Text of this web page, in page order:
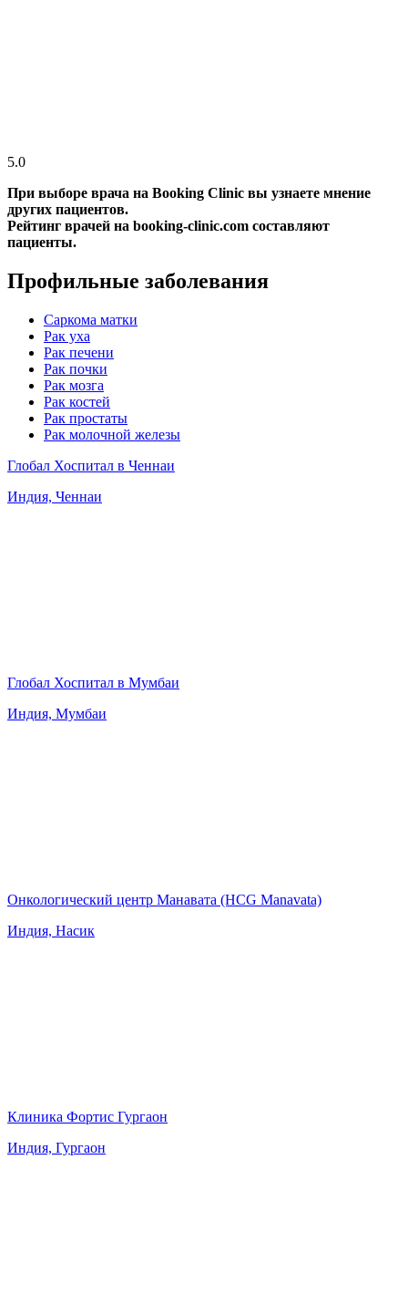
5.0
При выборе врача на Booking Clinic вы узнаете мнение
других пациентов.
Рейтинг врачей на booking-clinic.com составляют
пациенты.
Профильные заболевания
Саркома матки
Рак уха
Рак печени
Рак почки
Рак мозга
Рак костей
Рак простаты
Рак молочной железы
Глобал Хоспитал в Ченнаи
Индия, Ченнаи
Глобал Хоспитал в Мумбаи
Индия, Мумбаи
Онкологический центр Манавата (HCG Manavata)
Индия, Насик
Клиника Фортис Гургаон
Индия, Гургаон